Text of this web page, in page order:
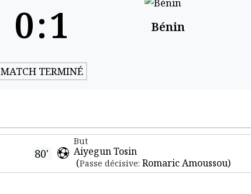
0:1 Bénin
MATCH TERMINÉ
80'
But
Aiyegun Tosin
(Passe décisive: Romaric Amoussou)